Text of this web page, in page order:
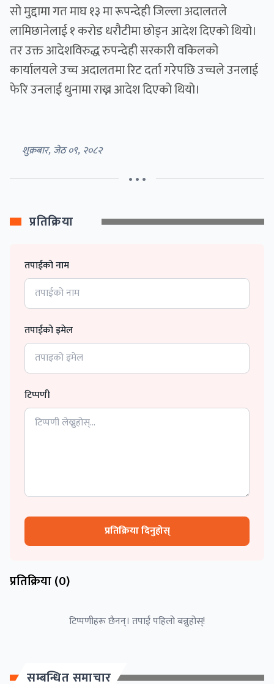
सो मुद्दामा गत माघ १३ मा रूपन्देही जिल्ला अदालतले
लामिछानेलाई १ करोड धरौटीमा छोड्न आदेश दिएको थियो।
तर उक्त आदेशविरुद्ध रुपन्देही सरकारी वकिलको
कार्यालयले उच्च अदालतमा रिट दर्ता गरेपछि उच्चले उनलाई
फेरि उनलाई थुनामा राख्न आदेश दिएको थियो।
शुक्रबार, जेठ ०९, २०८२
• • •
प्रतिक्रिया
तपाईको नाम
तपाईको इमेल
टिप्पणी
प्रतिक्रिया दिनुहोस्
प्रतिक्रिया (0)
टिप्पणीहरू छैनन्। तपाईं पहिलो बन्नुहोस्!
सम्बन्धित समाचार